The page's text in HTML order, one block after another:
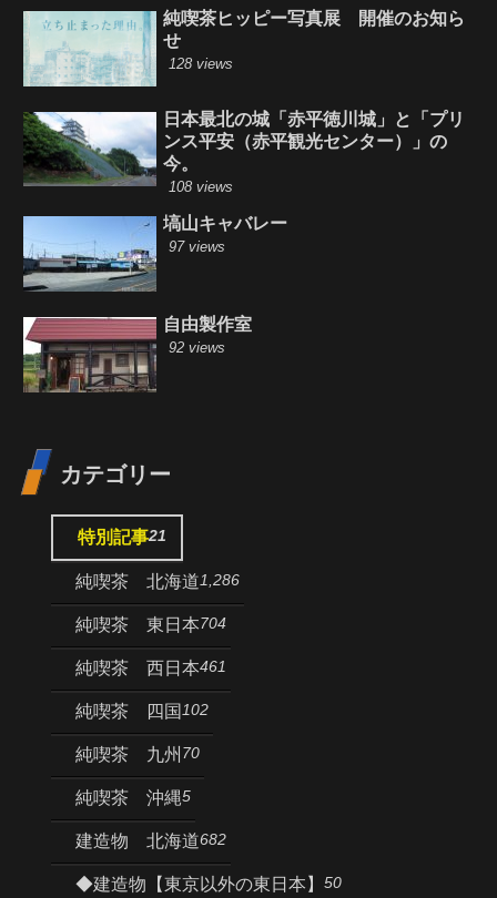
純喫茶ヒッピー写真展 開催のお知ら
せ
128 views
日本最北の城「赤平徳川城」と「プリ
ンス平安（赤平観光センター）」の
今。
108 views
塙山キャバレー
97 views
自由製作室
92 views
カテゴリー
特別記事21
純喫茶 北海道1,286
純喫茶 東日本704
純喫茶 西日本461
純喫茶 四国 102
純喫茶 九州 70
純喫茶 沖縄5
建造物 北海道682
◆建造物【東京以外の東日本】 50